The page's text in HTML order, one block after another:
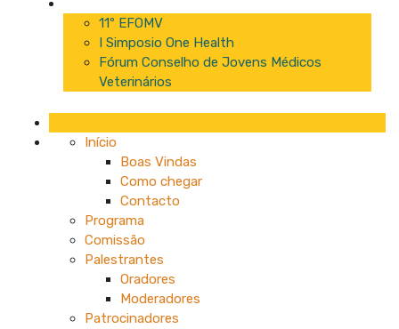
11º EFOMV
I Simposio One Health
Fórum Conselho de Jovens Médicos
Veterinários
Início
Boas Vindas
Como chegar
Contacto
Programa
Comissão
Palestrantes
Oradores
Moderadores
Patrocinadores